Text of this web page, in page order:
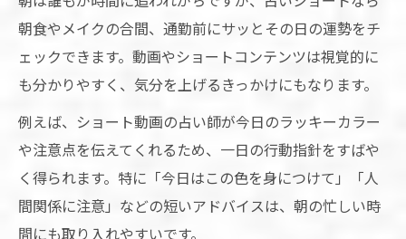
朝食やメイクの合間、通勤前にサッとその日の運勢をチ
ェックできます。動画やショートコンテンツは視覚的に
も分かりやすく、気分を上げるきっかけにもなります。
例えば、ショート動画の占い師が今日のラッキーカラー
や注意点を伝えてくれるため、一日の行動指針をすばや
く得られます。特に「今日はこの色を身につけて」「人
間関係に注意」などの短いアドバイスは、朝の忙しい時
間にも取り入れやすいです。